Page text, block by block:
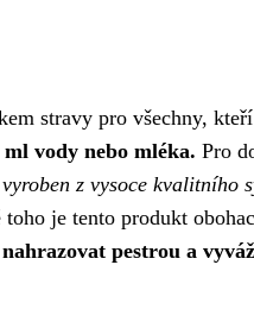
stravy pro všechny,
vody nebo mléka. Pro
z vysoce kvalitního
toho je tento produkt
pestrou a